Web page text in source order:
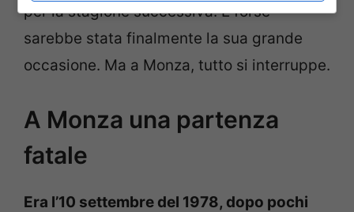
per la stagione successiva. E forse
sarebbe stata finalmente la sua grande
occasione. Ma a Monza, tutto si interruppe.
A Monza una partenza
fatale
Era l’10 settembre del 1978, dopo pochi